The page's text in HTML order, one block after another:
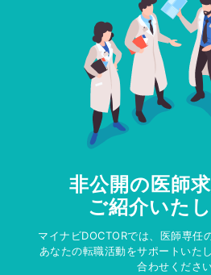
非公開の医師
ご紹介いた
マイナビDOCTORでは、医師専任
あなたの転職活動をサポートいた
合わせください